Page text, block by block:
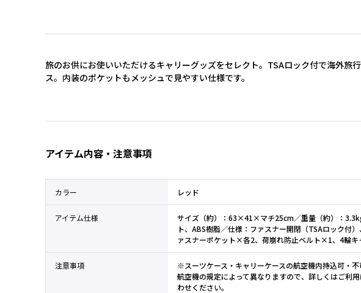
旅のお供にお使いいただけるキャリーグッズをセレクト。TSAロック付で海外旅
ス。内装のポケットもメッシュで見やすい仕様です。
アイテム内容・注意事項
カラー レッド
アイテム仕様
サイズ（約）：63×41×マチ25cm／重量（約）：
ト、ABS樹脂／仕様：ファスナー開閉（TSAロック付
ァスナーポケット×各2、荷崩れ防止ベルト×1、4輪キ
注意事項
※スーツケース・キャリーケースの航空機内持込可・
航空機の規定によって異なりますので、詳しくはご利
わせください。